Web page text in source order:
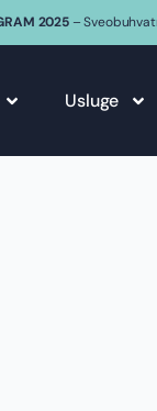
2025–
Usluge